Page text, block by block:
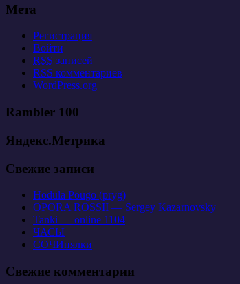
Мета
Регистрация
Войти
RSS записей
RSS комментариев
WordPress.org
Rambler 100
Яндекс.Метрика
Свежие записи
Hodula Pougo (pryg)
OPORA ROSSII — Sergey Kazarnovsky
Tanki — online 1104
ЧАСЫ
СОЧИнялки
Свежие комментарии